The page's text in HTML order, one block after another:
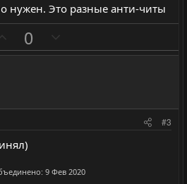
нужен. Это разные анти-читы
о
т
в
н
ы
0
е
т
ы
#3
9 Фев 2020